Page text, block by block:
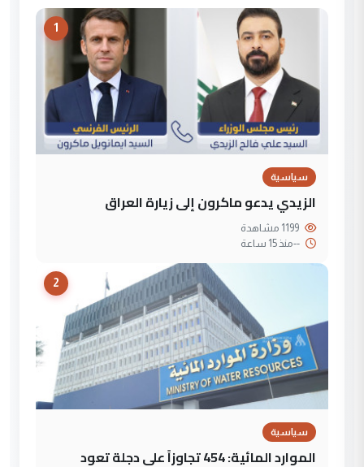
1
سياسية
الزيدي يدعو ماكرون إلى زيارة العراق
--منذ 15 ساعة
2
سياسية
الموارد المائية: 454 تجاوزاً على دجلة تعود